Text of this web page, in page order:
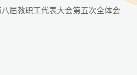
届教职工代表大会第五次全体会